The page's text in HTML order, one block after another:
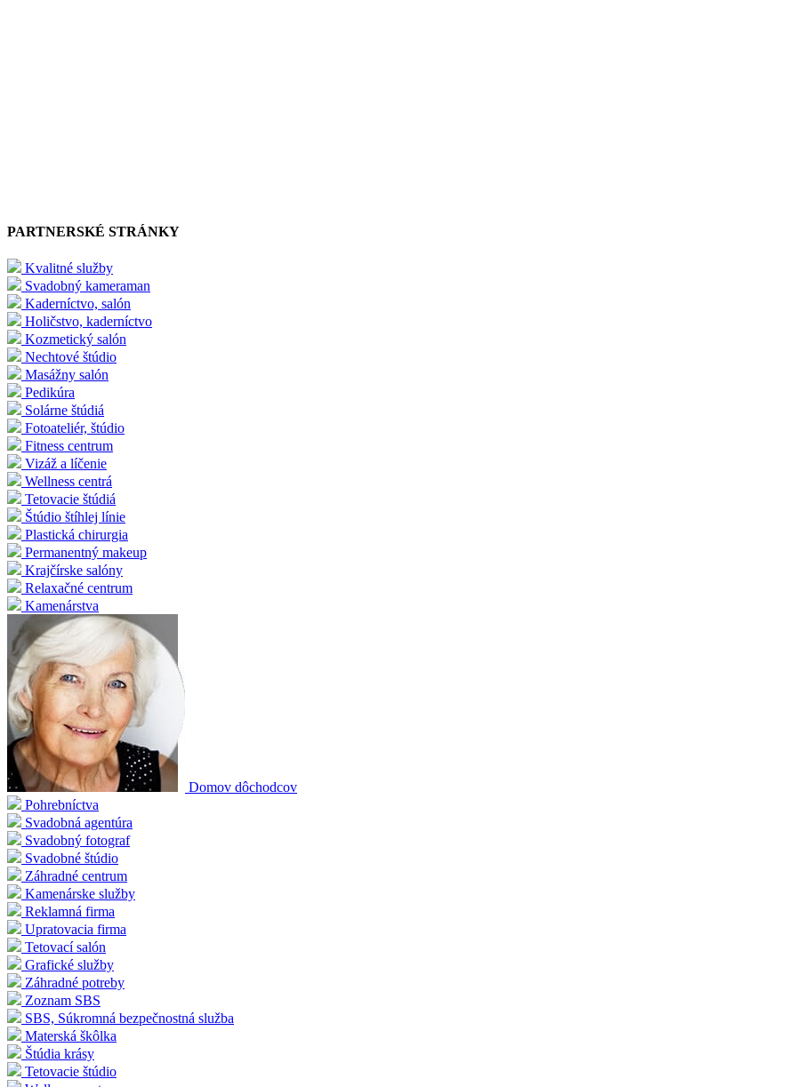
PARTNERSKÉ STRÁNKY
Kvalitné služby
Svadobný kameraman
Kaderníctvo, salón
Holičstvo, kaderníctvo
Kozmetický salón
Nechtové štúdio
Masážny salón
Pedikúra
Solárne štúdiá
Fotoateliér, štúdio
Fitness centrum
Vizáž a líčenie
Wellness centrá
Tetovacie štúdiá
Štúdio štíhlej línie
Plastická chirurgia
Permanentný makeup
Krajčírske salóny
Relaxačné centrum
Kamenárstva
Domov dôchodcov
Pohrebníctva
Svadobná agentúra
Svadobný fotograf
Svadobné štúdio
Záhradné centrum
Kamenárske služby
Reklamná firma
Upratovacia firma
Tetovací salón
Grafické služby
Záhradné potreby
Zoznam SBS
SBS, Súkromná bezpečnostná služba
Materská škôlka
Štúdia krásy
Tetovacie štúdio